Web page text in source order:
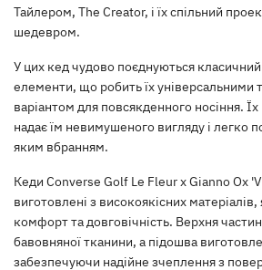
Тайлером, The Creator, і їх спільний
шедевром.
У цих кед чудово поєднуються класичний
елементи, що робить їх універсальними
варіантом для повсякденного носіння.
надає їм невимушеного вигляду і легко
яким вбранням.
Кеди Converse Golf Le Fleur x Gianno Ox
виготовлені з високоякісних
комфорт та довговічність. Верхня
бавовняної тканини, а підошва
забезпечуючи надійне зчеплення з